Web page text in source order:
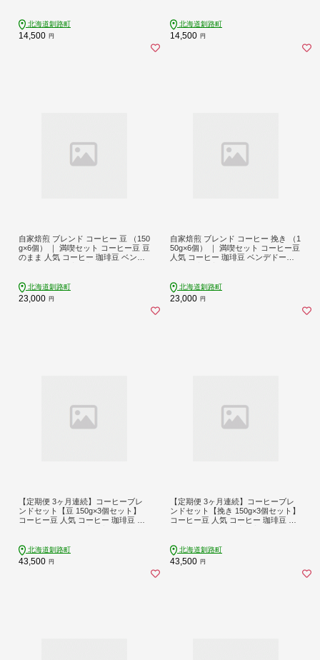
北海道釧路町
14,500 円
北海道釧路町
14,500 円
自家焙煎 ブレンド コーヒー 豆 （150
g×6個） ｜ 満喫セット コーヒー豆 豆
のまま 人気 コーヒー 珈琲豆 ベンデ
北海道釧路町
23,000 円
自家焙煎 ブレンド コーヒー 挽き （1
50g×6個） ｜ 満喫セット コーヒー豆
人気 コーヒー 珈琲豆 ベンデドール
北海道釧路町
23,000 円
【定期便 3ヶ月連続】コーヒーブレ
ンドセット【豆 150g×3個セット】
コーヒー豆 人気 コーヒー 珈琲豆 ベ
北海道釧路町
43,500 円
【定期便 3ヶ月連続】コーヒーブレ
ンドセット【挽き 150g×3個セット】
コーヒー豆 人気 コーヒー 珈琲豆 ベ
北海道釧路町
43,500 円